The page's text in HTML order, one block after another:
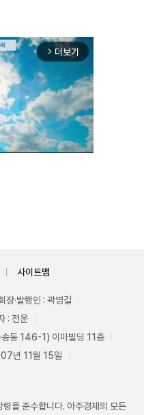
arrow_forward_ios 더보기
사이트맵
장·발행인 : 곽영길
: 전운
송동 146-1) 이마빌딩 11층
년 11월 15일
을 준수합니다. 아주경제의 모든